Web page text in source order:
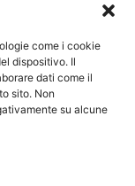
come i cookie
dispositivo. Il
dati come il
sito. Non
su alcune